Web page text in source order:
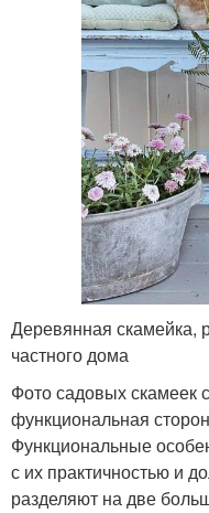
Деревянная скамейка,
частного дома
Фото садовых скамеек
функциональная
Функциональные
с их практичностью и
разделяют на две